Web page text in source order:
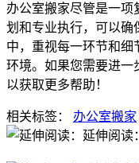
办公室搬家尽管是一
划和专业执行，可以确
中，重视每一环节和
环境。如果您需要进一
以获取更多帮助！
相关标签：
办公室搬家
延伸阅读：